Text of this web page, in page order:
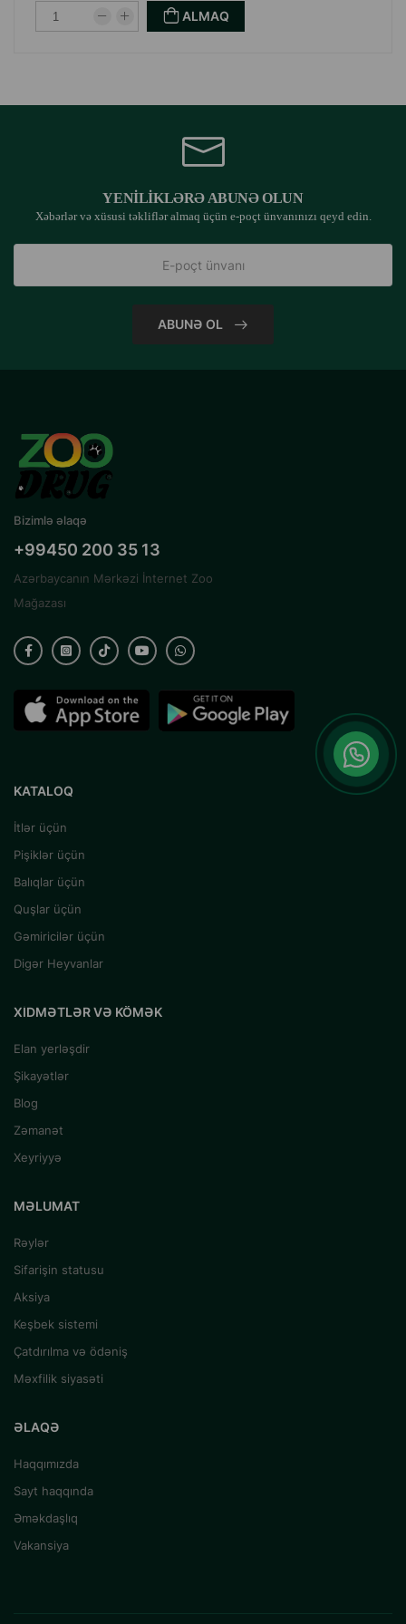
ALMAQ
YENILIKLƏRƏ ABUNƏ OLUN
Xəbərlər və xüsusi təkliflər almaq üçün e-poçt ünvanınızı qeyd edin.
ABUNƏ OL
Bizimlə əlaqə
+99450 200 35 13
Azərbaycanın Mərkəzi İnternet Zoo
Mağazası
KATALOQ
İtlər üçün
Pişiklər üçün
Balıqlar üçün
Quşlar üçün
Gəmiricilər üçün
Digər Heyvanlar
XIDMƏTLƏR VƏ KÖMƏK
Elan yerləşdir
Şikayətlər
Blog
Zəmanət
Xeyriyyə
MƏLUMAT
Rəylər
Sifarişin statusu
Aksiya
Keşbek sistemi
Çatdırılma və ödəniş
Məxfilik siyasəti
ƏLAQƏ
Haqqımızda
Sayt haqqında
Əməkdaşlıq
Vakansiya